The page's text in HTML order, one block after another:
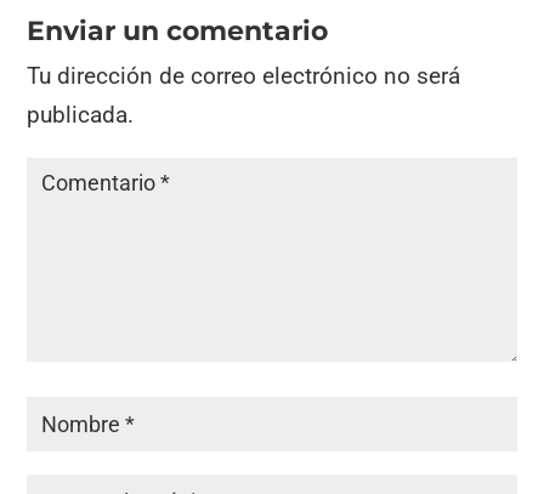
Enviar un comentario
Tu dirección de correo electrónico no será
publicada.